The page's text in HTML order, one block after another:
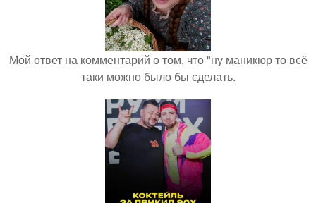
Мой ответ на комментарий о том, что "ну маникюр то всё
таки можно было бы сделать.